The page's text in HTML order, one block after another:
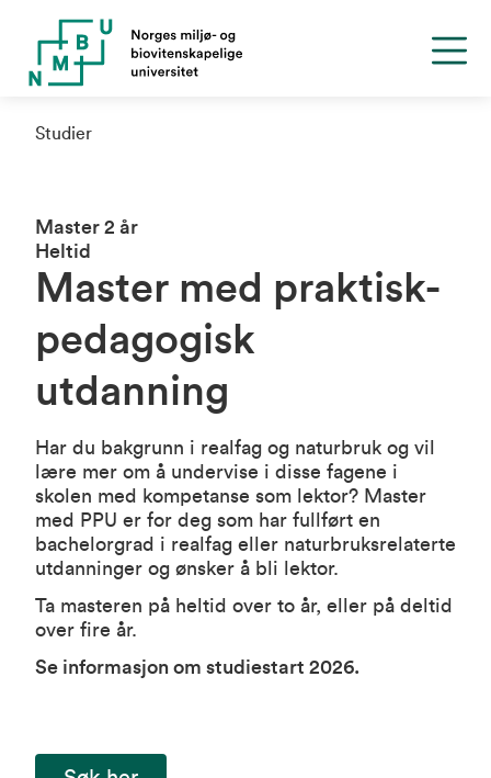
Studier
Master 2 år
Heltid
Master med praktisk-
pedagogisk
utdanning
Har du bakgrunn i realfag og naturbruk og vil
lære mer om å undervise i disse fagene i
skolen med kompetanse som lektor? Master
med PPU er for deg som har fullført en
bachelorgrad i realfag eller naturbruksrelaterte
utdanninger og ønsker å bli lektor.
Ta masteren på heltid over to år, eller på deltid
over fire år.
Se informasjon om studiestart 2026.